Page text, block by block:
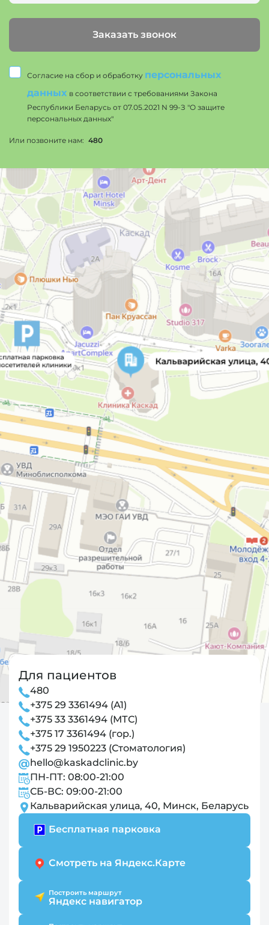
Заказать звонок
Или позвоните нам: 480
Согласие на сбор и обработку персональных
данных в соответствии с требованиями Закона
Республики Беларусь от 07.05.2021 N 99-З "О защите
персональных данных"
Для пациентов
480
+375 29 3361494 (А1)
+375 33 3361494 (МТС)
+375 17 3361494 (гор.)
+375 29 1950223 (Стоматология)
hello@kaskadclinic.by
ПН-ПТ: 08:00-21:00
СБ-ВС: 09:00-21:00
Кальварийская улица, 40, Минск, Беларусь
Бесплатная парковка
Смотреть на Яндекс.Карте
Построить маршрут
Яндекс навигатор